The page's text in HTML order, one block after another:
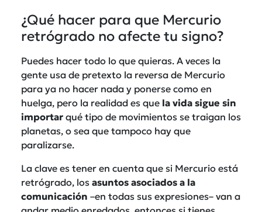
¿Qué hacer para que Mercurio
retrógrado no afecte tu signo?
Puedes hacer todo lo que quieras. A veces la
gente usa de pretexto la reversa de Mercurio
para ya no hacer nada y ponerse como en
huelga, pero la realidad es que la vida sigue sin
importar qué tipo de movimientos se traigan los
planetas, o sea que tampoco hay que
paralizarse.
La clave es tener en cuenta que si Mercurio está
retrógrado, los asuntos asociados a la
comunicación –en todas sus expresiones– van a